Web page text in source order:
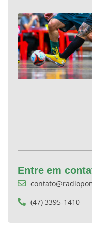
Entre em
(47) 3395-1410